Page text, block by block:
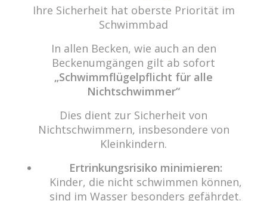
cabrio Senden - das Bad
Bulderner Str. 15
48308 Senden
Tel.: 0049 (0) 2597 - 93 918 -10
info@cabriosenden.de
Internet:www.cabriosenden.de
Wir freuen uns auf Sie!
Haben Sie Fragen? Wir kümmern uns drum!
Ihre Sicherheit hat oberste Priorität im
Schwimmbad
In allen Becken, wie auch an den
Beckenumgängen gilt ab sofort
„Schwimmflügelpflicht für alle
Nichtschwimmer“
Dies dient zur Sicherheit von
Nichtschwimmern, insbesondere von
Kleinkindern.
Ertrinkungsrisiko minimieren:
Kinder, die nicht schwimmen können,
sind im Wasser besonders gefährdet.